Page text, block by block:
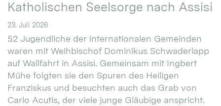
Katholischen Seelsorge nach Assisi
23. Juli 2026
52 Jugendliche der internationalen Gemeinden
waren mit Weihbischof Dominikus Schwaderlapp
auf Wallfahrt in Assisi. Gemeinsam mit Ingbert
Mühe folgten sie den Spuren des Heiligen
Franziskus und besuchten auch das Grab von
Carlo Acutis, der viele junge Gläubige anspricht.